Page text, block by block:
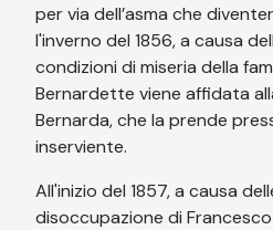
per via dell’asma che
l'inverno del 1856, a causa
condizioni di miseria della
Bernardette viene affidata
Bernarda, che la prende
inserviente.
All'inizio del 1857, a causa
disoccupazione di